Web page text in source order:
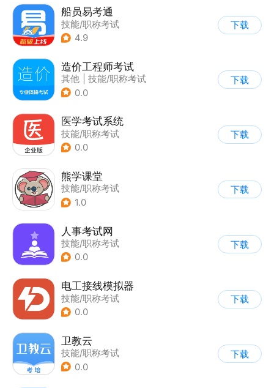
船员易考通
技能/职称考试
4.9
下载
造价工程师考试
其他
技能/职称考试
0.0
下载
医学考试系统
技能/职称考试
0.0
下载
熊学课堂
技能/职称考试
1.0
下载
人事考试网
技能/职称考试
0.0
下载
电工接线模拟器
技能/职称考试
0.0
下载
卫教云
技能/职称考试
0.0
下载